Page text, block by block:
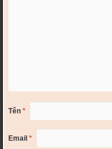
Tên *
Email *